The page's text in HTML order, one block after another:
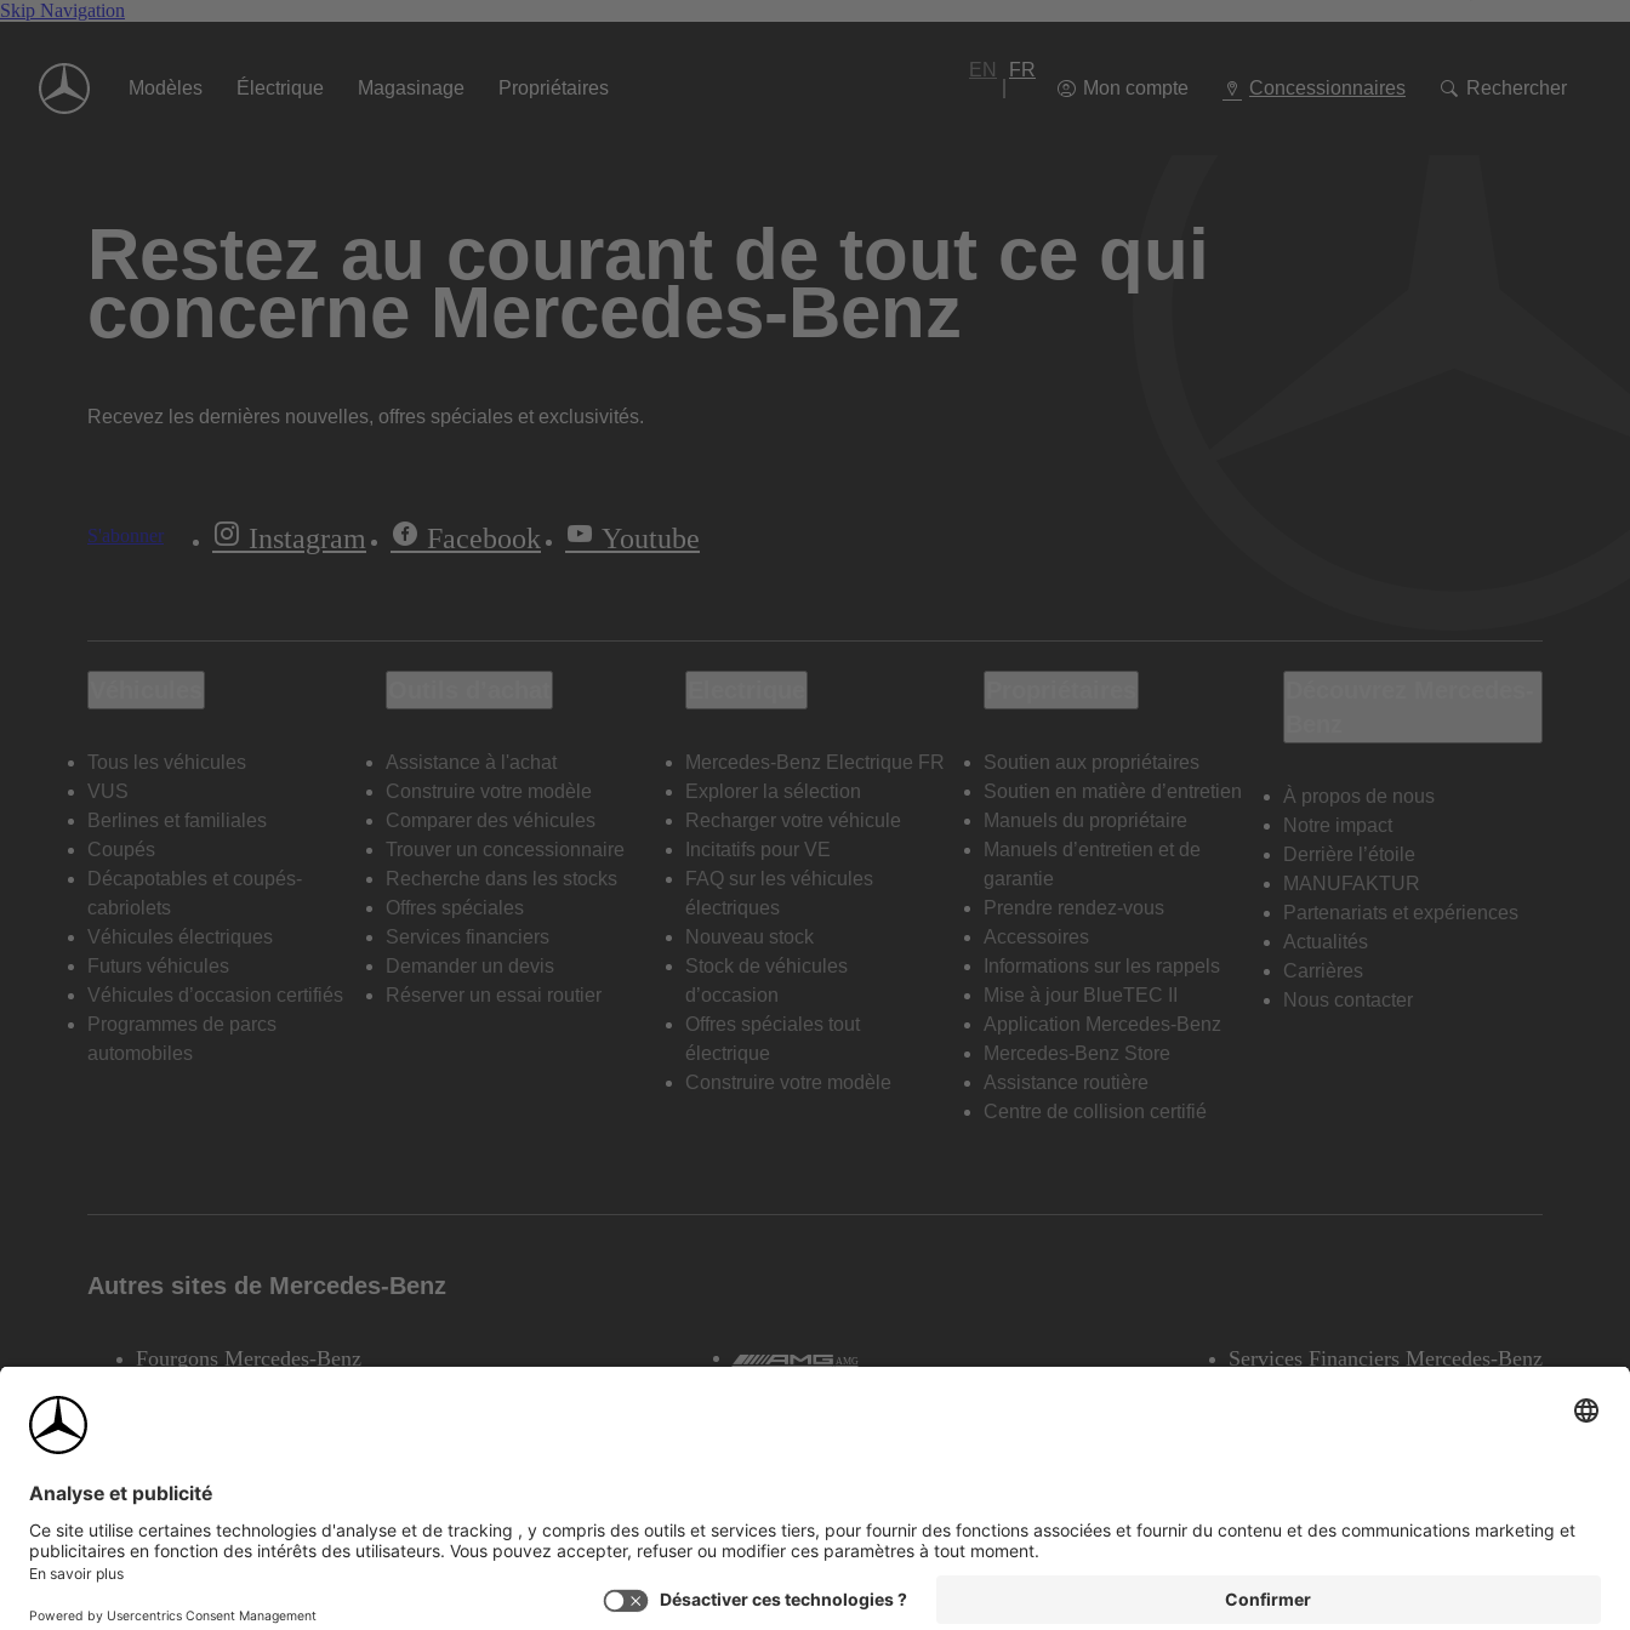
Skip Navigation
Modèles Électrique Magasinage Propriétaires
EN
FR
Mon compte
Concessionnaires Rechercher
à
Restez au courant de tout ce qui
concerne Mercedes-Benz
Recevez les dernières nouvelles, offres spéciales et exclusivités.
S'abonner Instagram Facebook Youtube
Tous les véhicules
VUS
Berlines et familiales
Coupés
Décapotables et coupés-
cabriolets
Véhicules électriques
Futurs véhicules
Véhicules d’occasion certifiés
Programmes de parcs
automobiles
Assistance à l'achat
Construire votre modèle
Comparer des véhicules
Trouver un concessionnaire
Recherche dans les stocks
Offres spéciales
Services financiers
Demander un devis
Réserver un essai routier
Mercedes-Benz Electrique FR
Explorer la sélection
Recharger votre véhicule
Incitatifs pour VE
FAQ sur les véhicules
électriques
Nouveau stock
Stock de véhicules
d’occasion
Offres spéciales tout
électrique
Construire votre modèle
Soutien aux propriétaires
Soutien en matière d’entretien
Manuels du propriétaire
Manuels d’entretien et de
garantie
Prendre rendez-vous
Accessoires
Informations sur les rappels
Mise à jour BlueTEC II
Application Mercedes-Benz
Mercedes-Benz Store
Assistance routière
Centre de collision certifié
À propos de nous
Notre impact
Derrière l’étoile
MANUFAKTUR
Partenariats et expériences
Actualités
Carrières
Nous contacter
Autres sites de Mercedes-Benz
Fourgons Mercedes-Benz AMG Services Financiers Mercedes-Benz
©2026 Mercedes-Benz Canada Inc.